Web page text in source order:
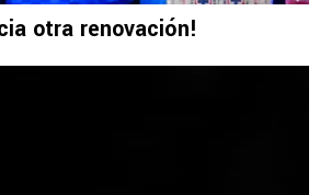
otra renovación!